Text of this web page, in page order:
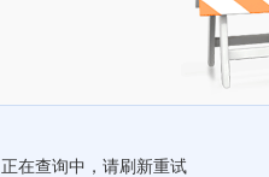
正在查询中，请刷新重试